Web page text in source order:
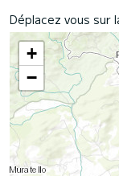
Déplacez vous
+
−